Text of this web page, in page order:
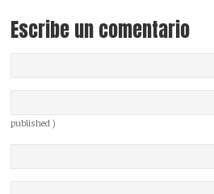
Escribe un comentario
published )